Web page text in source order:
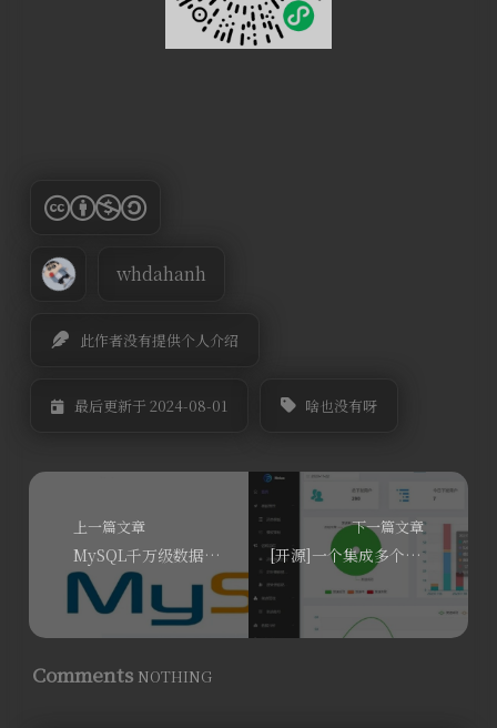
whdahanh
此作者没有提供个人介绍
最后更新于 2024-08-01 啥也没有呀
上一篇文章
MySQL千万级数据查询从190秒优化至1秒的深度实践
下一篇文章
[开源]一个集成多个消息渠道可实时和定时推送的消息推送平台
Comments NOTHING